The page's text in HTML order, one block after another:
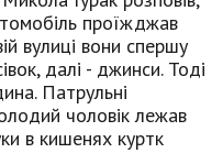
проїжджав
вулиці вони спершу
далі - джинси. Тоді
Патрульні
чоловік лежав
в кишенях куртк